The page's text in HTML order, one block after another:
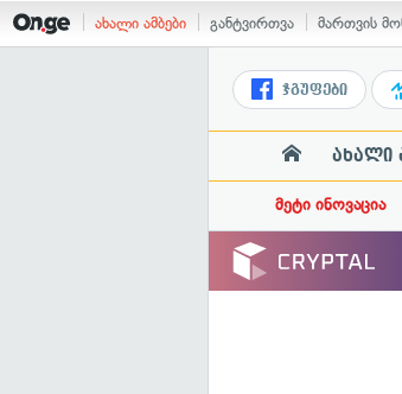
ახალი ამბები განტვირთვა მართვის
ჯგუფები
ახალი
მეტი ინოვაცია